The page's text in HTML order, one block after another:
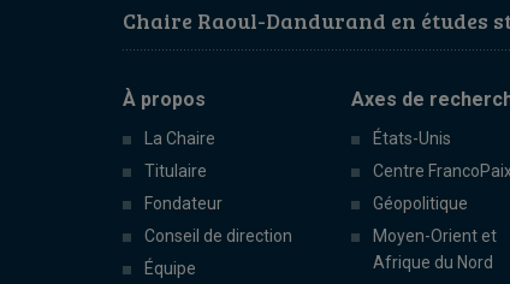
Chaire Raoul-Dandurand en études
À propos
La Chaire
Titulaire
Fondateur
Conseil de direction
Équipe
Axes de
États-Unis
Centre
Géopolitique
Moyen-Orient et
Afrique du Nord